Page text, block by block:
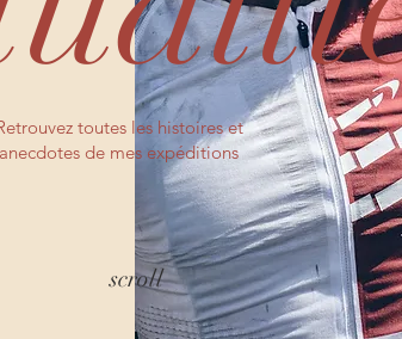
scroll
toutes les histoires et
anecdotes de mes expéditions